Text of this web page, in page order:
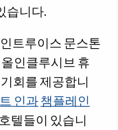
습니다.
트루이스 문스톤
인클루시브 휴
회를 제공합니
인과챔플레인
텔들이 있습니